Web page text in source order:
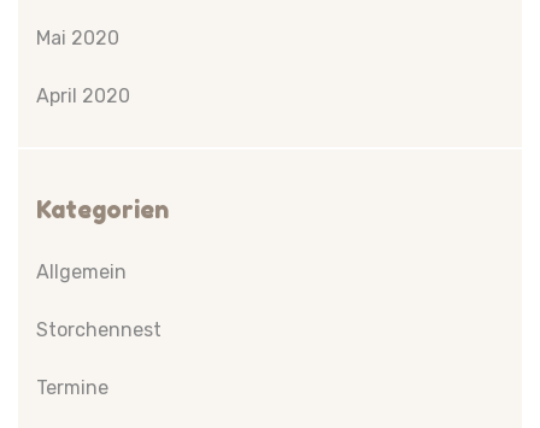
Mai 2020
April 2020
Kategorien
Allgemein
Storchennest
Termine